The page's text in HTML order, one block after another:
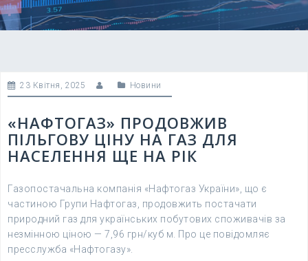
23 Квітня, 2025 Новини
«НАФТОГАЗ» ПРОДОВЖИВ
ПІЛЬГОВУ ЦІНУ НА ГАЗ ДЛЯ
НАСЕЛЕННЯ ЩЕ НА РІК
Газопостачальна компанія «Нафтогаз України», що є
частиною Групи Нафтогаз, продовжить постачати
природний газ для українських побутових споживачів за
незмінною ціною — 7,96 грн/куб м. Про це повідомляє
пресслужба «Нафтогазу».